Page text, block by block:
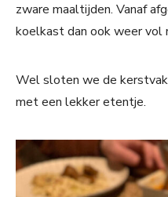
zware maaltijden. Vanaf
koelkast dan ook weer vol
Wel sloten we de
met een lekker etentje.